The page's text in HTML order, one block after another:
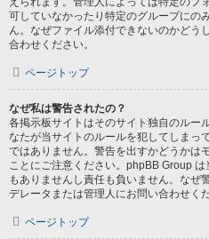
可していなかったり特定のグループにの
ん。なぜファイル添付できないのかどう
合わせください。
ページトップ
なぜ私は警告されたの？
各掲示板サイトはそのサイト独自のルー
なたが当サイトのルールを犯してしまっ
ではありません。警告を出すかどうかは
ことにご注意ください。phpBB Group
もありませんし責任も負いません。なぜ
デレータまたは管理人にお問い合わせくだ
ページトップ